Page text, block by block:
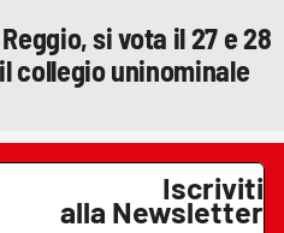
si vota il 27 e 28
collegio uninominale
Iscriviti
alla Newsletter